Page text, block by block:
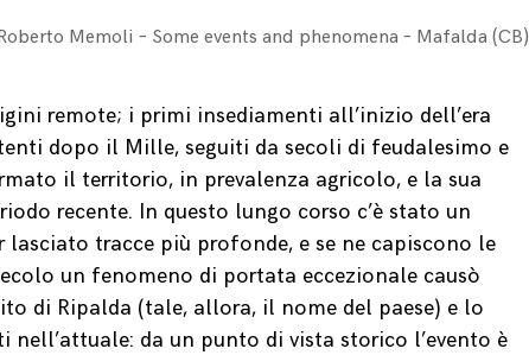
Memoli – Some events and phenomena – Mafalda (CB)
remote; i primi insediamenti all’inizio dell’era
dopo il Mille, seguiti da secoli di feudalesimo e
il territorio, in prevalenza agricolo, e la sua
recente. In questo lungo corso c’è stato un
lasciato tracce più profonde, e se ne capiscono le
un fenomeno di portata eccezionale causò
di Ripalda (tale, allora, il nome del paese) e lo
da un punto di vista storico l’evento è